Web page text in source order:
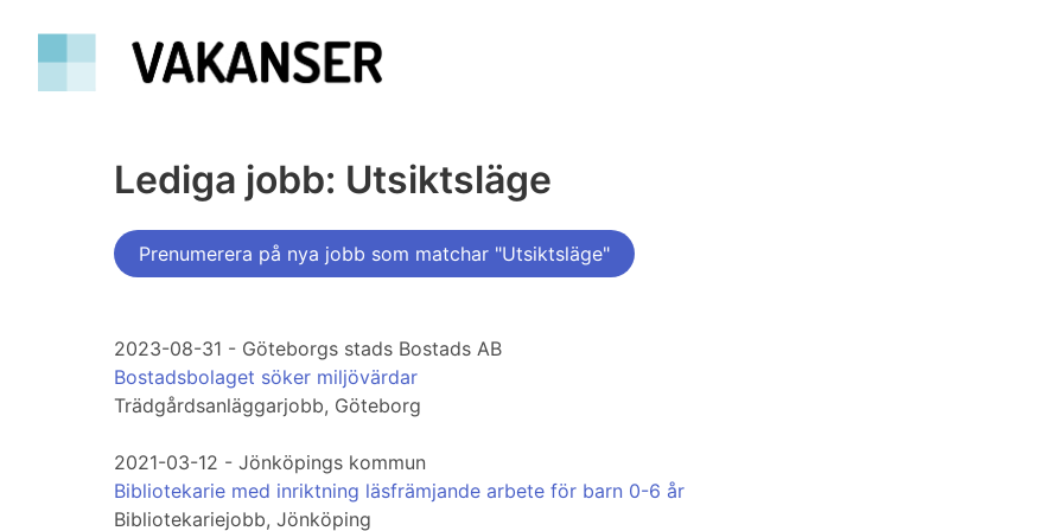
Lediga jobb: Utsiktsläge
Prenumerera på nya jobb som matchar "Utsiktsläge"
2023-08-31 - Göteborgs stads Bostads AB
Bostadsbolaget söker miljövärdar
Trädgårdsanläggarjobb, Göteborg
2021-03-12 - Jönköpings kommun
Bibliotekarie med inriktning läsfrämjande arbete för barn 0-6 år
Bibliotekariejobb, Jönköping